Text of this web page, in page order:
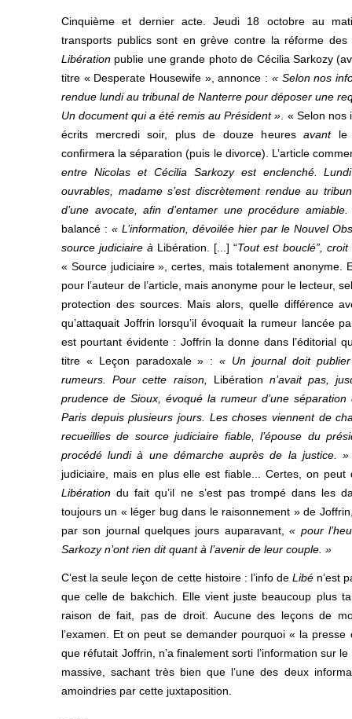
Cinquième et dernier acte. Jeudi 18 octobre au
transports publics sont en grève contre la réforme
Libération publie une grande photo de Cécilia Sarkozy
titre « Desperate Housewife », annonce : « Selon nos
rendue lundi au tribunal de Nanterre pour déposer une
Un document qui a été remis au Président » . « Selon
écrits mercredi soir, plus de douze heuresavant le
confirmera la séparation (puis le divorce). L’article
entre Nicolas et Cécilia Sarkozy est enclenché.
ouvrables, madame s’est discrètement rendue au
d’une avocate, afin d’entamer une procédure
balancé : « L’information, dévoilée hier par le Nouvel
source judiciaire à Libération. [...] “Tout est bouclé”,
« Source judiciaire », certes, mais totalement anonyme.
pour l’auteur de l’article, mais anonyme pour le lecteur,
protection des sources. Mais alors, quelle différence
qu’attaquait Joffrin lorsqu’il évoquait la rumeur lancée
est pourtant évidente : Joffrin la donne dans l’éditorial
titre « Leçon paradoxale » :« Un journal doit
rumeurs. Pour cette raison, Libération n’avait pas,
prudence de Sioux, évoqué la rumeur d’une
Paris depuis plusieurs jours. Les choses viennent de
recueillies de source judiciaire fiable, l’épouse du
procédé lundi à une démarche auprès de la justice.
judiciaire, mais en plus elle est fiable... Certes, on
Libérationdu fait qu’il ne s’est pas trompé dans les
toujours un « léger bug dans le raisonnement » de
par son journal quelques jours auparavant,« pour
Sarkozy n’ont rien dit quant à l’avenir de leur couple. »
C’est la seule leçon de cette histoire : l’info deLibé n’est
que celle de bakchich. Elle vient juste beaucoup plus
raison de fait, pas de droit. Aucune des leçons de
l’examen. Et on peut se demander pourquoi « la
que réfutait Joffrin, n’a finalement sorti l’information sur
massive, sachant très bien que l’une des deux
amoindries par cette juxtaposition.